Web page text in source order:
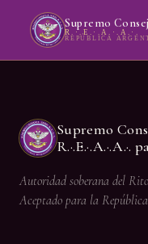
Supremo
R.·.E.·.A.·.A.·.
REPÚBLICA
Supremo
Autoridad soberana del
Aceptado para la